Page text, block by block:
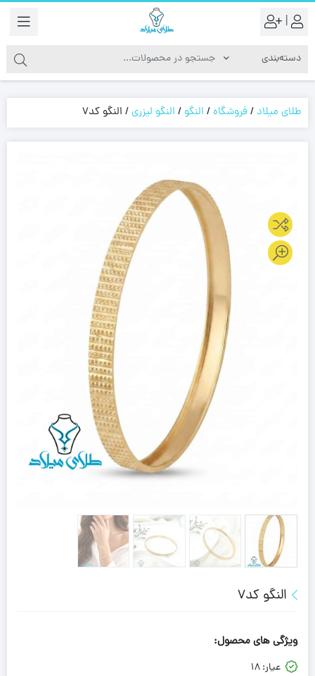
|
طلای میلاد /فروشگاه/ النگو / النگو لیزری/ النگو کد7
النگو کد7
ویژگی های محصول:
عیار:18